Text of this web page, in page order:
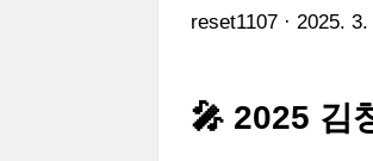
reset1107 2025. 3.
🎤 2025 김